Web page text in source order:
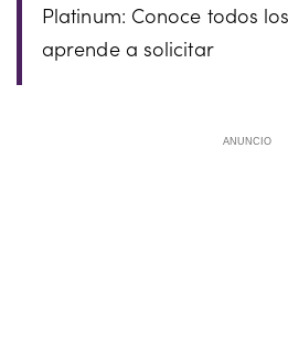
Platinum: Conoce todos
aprende a solicitar
ANUNCIO